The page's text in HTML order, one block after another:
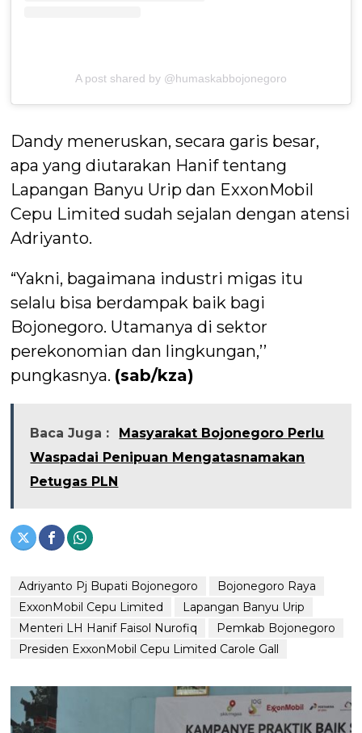
A post shared by @humaskabbojonegoro
Dandy meneruskan, secara garis besar,
apa yang diutarakan Hanif tentang
Lapangan Banyu Urip dan ExxonMobil
Cepu Limited sudah sejalan dengan atensi
Adriyanto.
“Yakni, bagaimana industri migas itu
selalu bisa berdampak baik bagi
Bojonegoro. Utamanya di sektor
perekonomian dan lingkungan,’’
pungkasnya. (sab/kza)
Baca Juga :
Masyarakat Bojonegoro Perlu
Waspadai Penipuan Mengatasnamakan
Petugas PLN
Adriyanto Pj Bupati Bojonegoro
Bojonegoro Raya
ExxonMobil Cepu Limited
Lapangan Banyu Urip
Menteri LH Hanif Faisol Nurofiq
Pemkab Bojonegoro
Presiden ExxonMobil Cepu Limited Carole Gall